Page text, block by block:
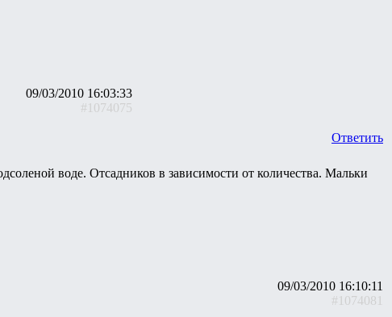
09/03/2010 16:03:33
#1074075
Ответить
воде. Отсадников в зависимости от количества. Мальки
09/03/2010 16:10:11
#1074081